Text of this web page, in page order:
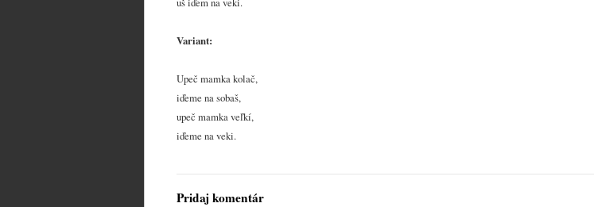
Variant:
Upeč mamka kolač,
iďeme na sobaš,
upeč mamka veľkí,
iďeme na veki.
Pridaj komentár